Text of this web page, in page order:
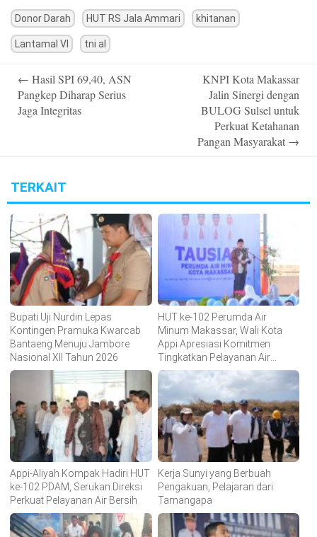
Donor Darah HUT RS Jala Ammari khitanan
Lantamal VI tni al
navigation
← Hasil SPI 69,40, ASN
Pangkep Diharap Serius
Jaga Integritas
KNPI Kota Makassar
Jalin Sinergi dengan
BULOG Sulsel untuk
Perkuat Ketahanan
Pangan Masyarakat →
TERKAIT
Bupati Uji Nurdin Lepas
Kontingen Pramuka Kwarcab
Bantaeng Menuju Jambore
Nasional XII Tahun 2026
HUT ke-102 Perumda Air
Minum Makassar, Wali Kota
Appi Apresiasi Komitmen
Tingkatkan Pelayanan Air
Bersih
Appi-Aliyah Kompak Hadiri HUT
ke-102 PDAM, Serukan Direksi
Perkuat Pelayanan Air Bersih
Kerja Sunyi yang Berbuah
Pengakuan, Pelajaran dari
Tamangapa